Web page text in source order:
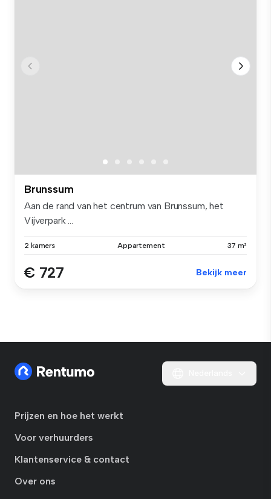
Brunssum
Aan de rand van het centrum van Brunssum, het
Vijverpark ...
2 kamers Appartement 37 m²
€ 727 Bekijk meer
Prijzen en hoe het werkt
Voor verhuurders
Klantenservice & contact
Over ons